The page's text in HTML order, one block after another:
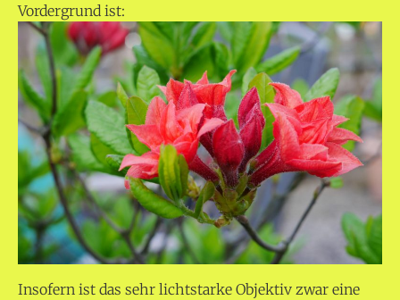
Vordergrund ist:
Insofern ist das sehr lichtstarke Objektiv zwar eine